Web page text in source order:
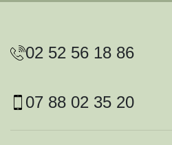
02 52 56 18 86
07 88 02 35 20